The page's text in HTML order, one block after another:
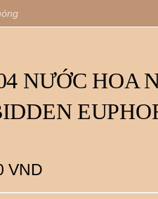
NƯỚC HOA
VND